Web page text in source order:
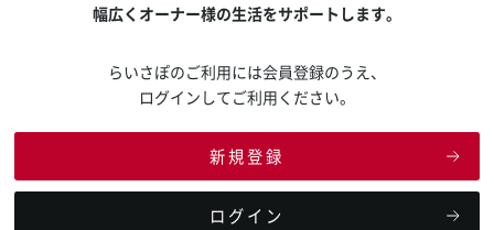
幅広くオーナー様の生活をサポートします。
らいさぽのご利用には会員登録のうえ、
ログインしてご利用ください。
新規登録
ログイン